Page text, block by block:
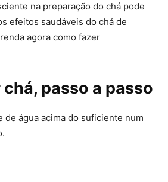
na preparação do chá pode
efeitos saudáveis do chá de
agora como fazer
passo a passo
de água acima do suficiente num